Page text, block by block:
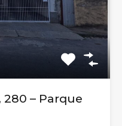
280 – Parque